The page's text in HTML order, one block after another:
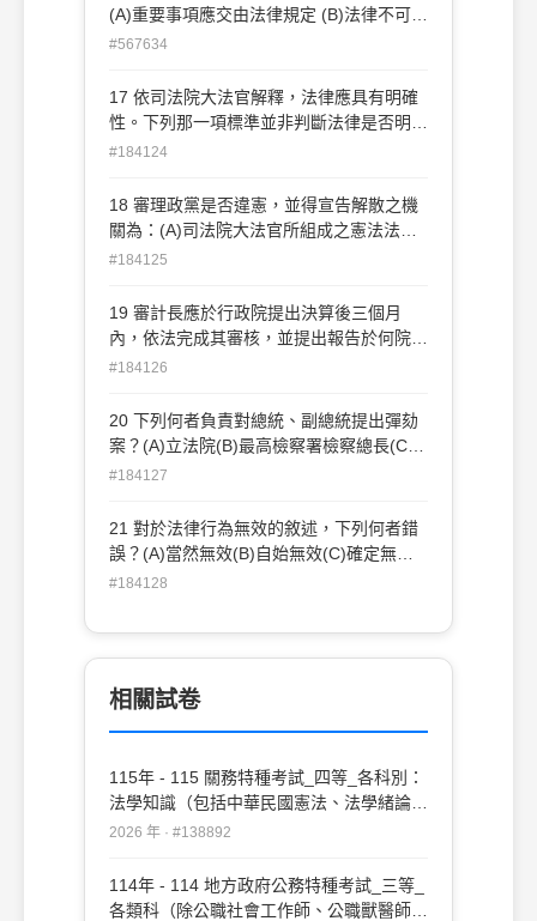
(A)重要事項應交由法律規定 (B)法律不可牴
觸憲法 (C)命令不可牴觸憲法 (D)命令不可
#567634
17 依司法院大法官解釋，法律應具有明確
性。下列那一項標準並非判斷法律是否明確
的標準？(A)可理解性(B)可裁量性(C)可預
#184124
18 審理政黨是否違憲，並得宣告解散之機
關為：(A)司法院大法官所組成之憲法法庭
(B)最高法院檢察署(C)最高行政法院(D)行
#184125
19 審計長應於行政院提出決算後三個月
內，依法完成其審核，並提出報告於何院？
(A)監察院(B)考試院(C)司法院(D)立法院
#184126
20 下列何者負責對總統、副總統提出彈劾
案？(A)立法院(B)最高檢察署檢察總長(C)
憲法法庭(D)監察院
#184127
21 對於法律行為無效的敘述，下列何者錯
誤？(A)當然無效(B)自始無效(C)確定無效
(D)嗣後無效
#184128
相關試卷
115年 - 115 關務特種考試_四等_各科別：
法學知識（包括中華民國憲法、法學緒論）
#138892
2026 年 · #138892
114年 - 114 地方政府公務特種考試_三等_
各類科（除公職社會工作師、公職獸醫師、